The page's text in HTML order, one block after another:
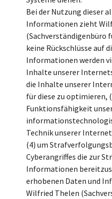
Bei der Nutzung dieser
Informationen zieht
(Sachverständigenbüro
keine Rückschlüsse auf
Informationen werden
Inhalte unserer
die Inhalte unserer
für diese zu optimieren,
Funktionsfähigkeit
Technik unserer
(4) um
Cyberangriffes die zur
Informationen
erhobenen Daten und
Wilfried Thelen